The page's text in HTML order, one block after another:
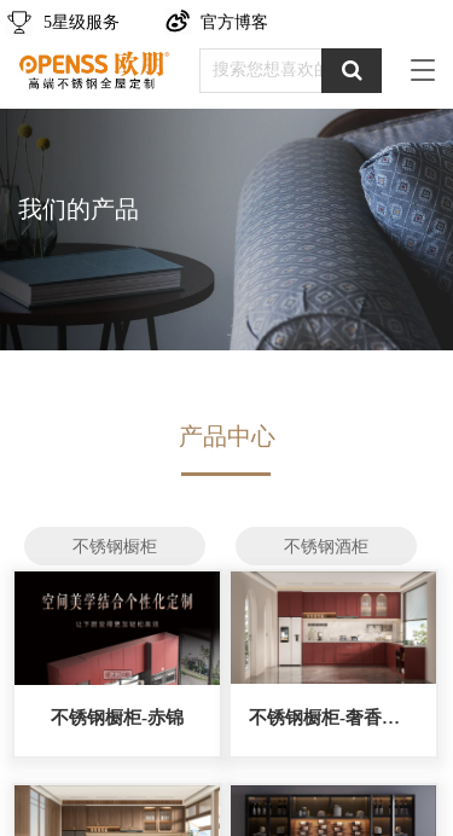
5星级服务
T
g
g
e
n
a
v
官方博客
我们的产品
产品中心
不锈钢橱柜 不锈钢酒柜
不锈钢橱柜-赤锦 不锈钢橱柜-奢香夫人